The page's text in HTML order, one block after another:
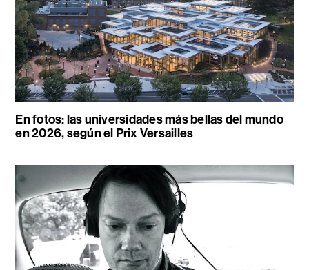
En fotos: las universidades más bellas del mundo
en 2026, según el Prix Versailles